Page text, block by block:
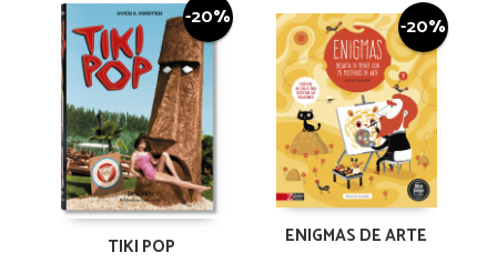
-20%
TIKI POP
-20%
ENIGMAS DE ARTE